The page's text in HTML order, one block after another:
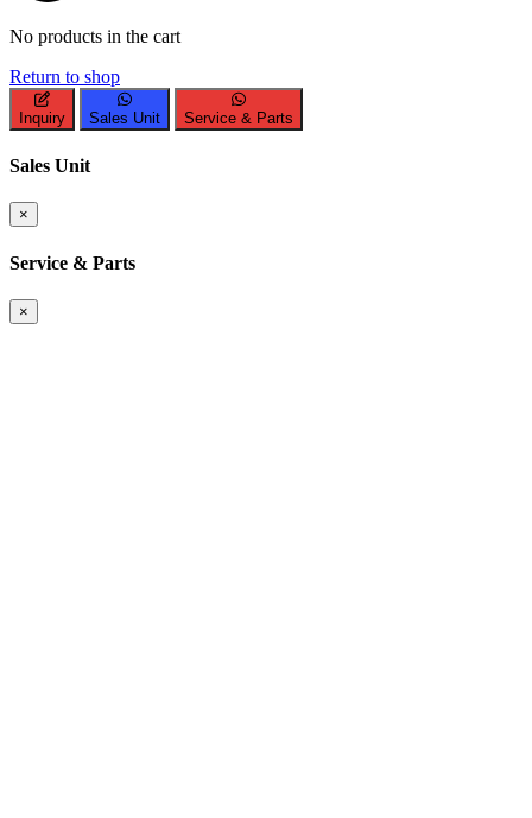
No products in the cart
Return to shop
Inquiry Sales Unit Service & Parts
Sales Unit
×
Service & Parts
×